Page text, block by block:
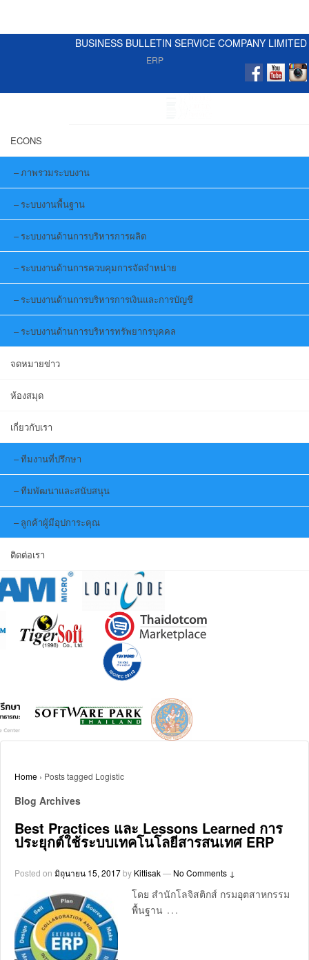
BUSINESS BULLETIN SERVICE COMPANY LIMITED
ERP
ECONS
ภาพรวมระบบงาน
ระบบงานพื้นฐาน
ระบบงานด้านการบริหารการผลิต
ระบบงานด้านการควบคุมการจัดจำหน่าย
ระบบงานด้านการบริหารการเงินและการบัญชี
ระบบงานด้านการบริหารทรัพยากรบุคคล
จดหมายข่าว
ห้องสมุด
เกี่ยวกับเรา
ทีมงานที่ปรึกษา
ทีมพัฒนาและสนับสนุน
ลูกค้าผู้มีอุปการะคุณ
ติดต่อเรา
Home › Posts tagged Logistic
Blog Archives
Best Practices และ Lessons Learned การ
ประยุกต์ใช้ระบบเทคโนโลยีสารสนเทศ ERP
Posted on มิถุนายน 15, 2017by Kittisak— No Comments ↓
โดย สำนักโลจิสติกส์ กรมอุตสาหกรรม
พื้นฐาน …